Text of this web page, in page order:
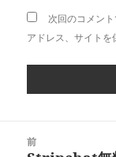
次回のコメン
アドレス、サイトを
前